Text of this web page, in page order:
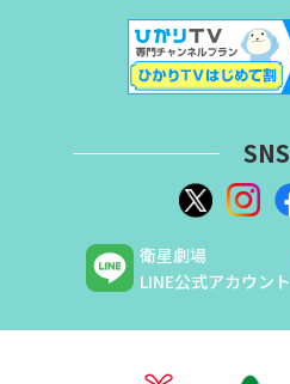
SNS
衛星劇場
LINE公式アカウント